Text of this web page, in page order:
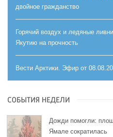
двойное гражданство
Горячий воздух и ледяные
Якутию на прочность
Вести Арктики. Эфир от
СОБЫТИЯ НЕДЕЛИ
Дожди помогли:
Ямале сократилась